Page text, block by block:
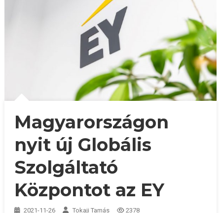
Magyarországon
nyit új Globális
Szolgáltató
Központot az EY
2021-11-26 Tokaji Tamás 2378